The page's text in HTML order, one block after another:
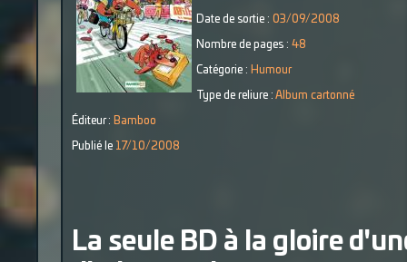
Date de sortie : 03/09/2008
Nombre de pages : 48
Catégorie : Humour
Type de reliure : Album cartonné
Éditeur : Bamboo
Publié le 17/10/2008
La seule BD à la gloire